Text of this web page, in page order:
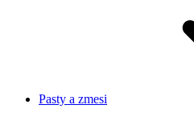
Pasty a zmesi